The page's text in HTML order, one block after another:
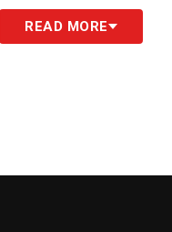
READ MORE